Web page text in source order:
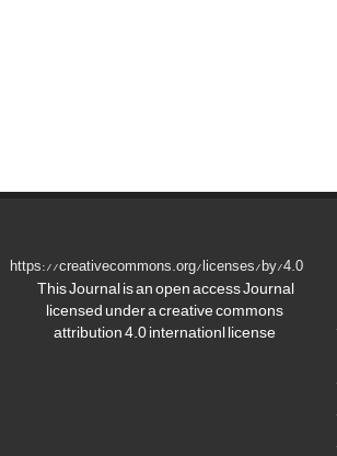
https://creativecommons.org/licenses/by/4.0
This Journal is an open access Journal
licensed under a creative commons
attribution 4.0 internationl license